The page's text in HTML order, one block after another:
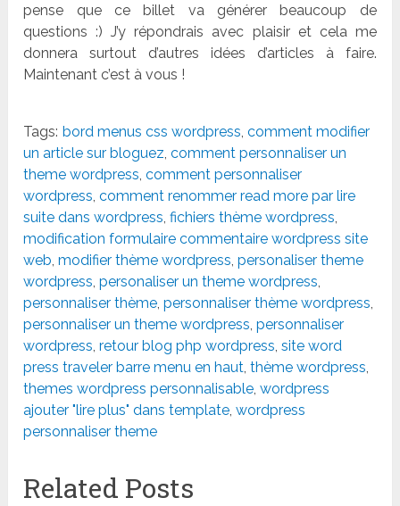
pense que ce billet va générer beaucoup de
questions :) J’y répondrais avec plaisir et cela me
donnera surtout d’autres idées d’articles à faire.
Maintenant c’est à vous !
Tags: bord menus css wordpress ,comment modifier
un article sur bloguez ,comment personnaliser un
theme wordpress ,comment personnaliser
wordpress ,comment renommer read more par lire
suite dans wordpress ,fichiers thème wordpress
modification formulaire commentaire wordpress site
web ,modifier thème wordpress ,personaliser theme
wordpress ,personaliser un theme wordpress
personnaliser thème ,personnaliser thème wordpress
personnaliser un theme wordpress ,personnaliser
wordpress ,retour blog php wordpress ,site word
press traveler barre menu en haut ,thème wordpress
themes wordpress personnalisable ,wordpress
ajouter "lire plus" dans template ,wordpress
personnaliser theme
Related Posts